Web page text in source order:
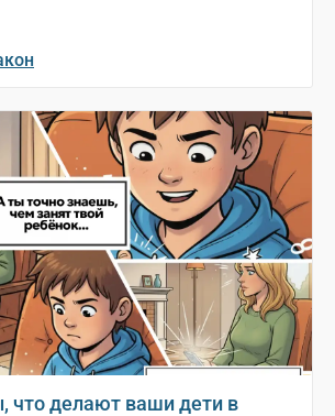
что делают ваши дети в